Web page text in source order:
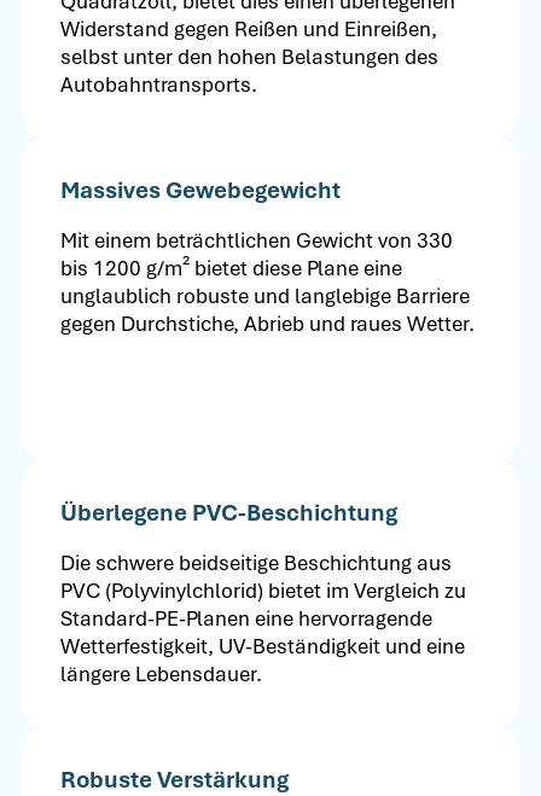
Widerstand gegen Reißen und Einreißen,
selbst unter den hohen Belastungen des
Autobahntransports.
Massives Gewebegewicht
Mit einem beträchtlichen Gewicht von 330
bis 1200 g/m² bietet diese Plane eine
unglaublich robuste und langlebige Barriere
gegen Durchstiche, Abrieb und raues Wetter.
Überlegene PVC-Beschichtung
Die schwere beidseitige Beschichtung aus
PVC (Polyvinylchlorid) bietet im Vergleich zu
Standard-PE-Planen eine hervorragende
Wetterfestigkeit, UV-Beständigkeit und eine
längere Lebensdauer.
Robuste Verstärkung